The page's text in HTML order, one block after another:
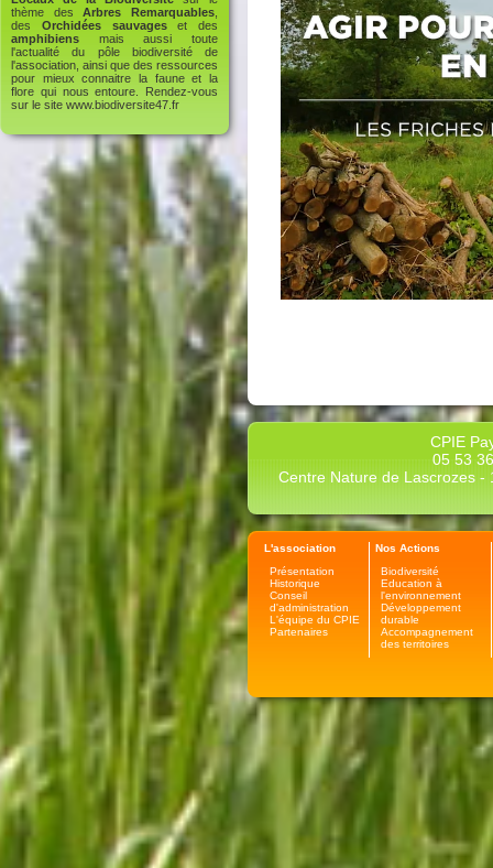
thème desArbres Remarquables
des Orchidées sauvageset des
amphibiens mais aussi toute
l'actualité du pôle biodiversité de
l'association, ainsi que des ressources
pour mieux connaitre la faune et la
flore qui nous entoure. Rendez-vous
sur le site www.biodiversite47.fr
CPIE
05 53
Centre Nature de Lascrozes -
L'association
Présentation
Historique
Conseil
d'administration
L'équipe du CPIE
Partenaires
Nos Actions
Biodiversité
Education à
l'environnement
Développement
durable
Accompagnement
des territoires